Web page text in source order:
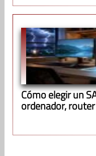
Cómo elegir un
ordenador,